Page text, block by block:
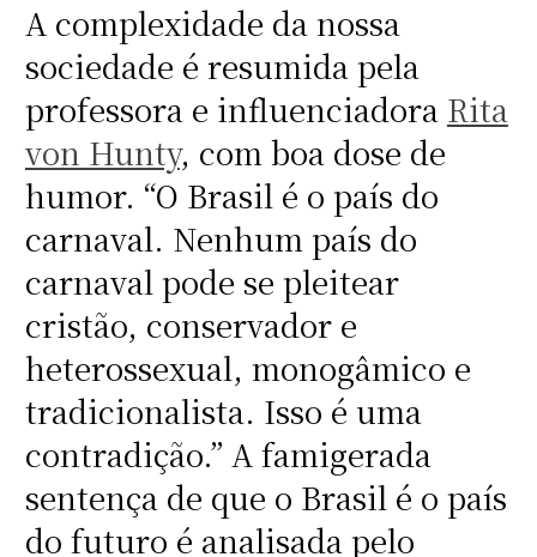
A complexidade da nossa
sociedade é resumida pela
professora e influenciadora Rita
von Hunty, com boa dose de
humor. “O Brasil é o país do
carnaval. Nenhum país do
carnaval pode se pleitear
cristão, conservador e
heterossexual, monogâmico e
tradicionalista. Isso é uma
contradição.” A famigerada
sentença de que o Brasil é o país
do futuro é analisada pelo